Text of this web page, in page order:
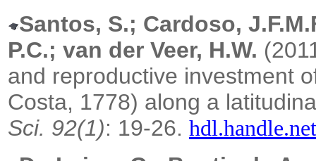
Santos, S.; Cardoso,
P.C.; van der Veer, H.W.
and reproductive investment
Costa, 1778) along a
Sci. 92(1): 19-26.